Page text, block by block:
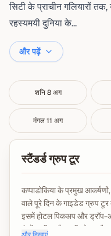
सिटी के प्राचीन गलियारों
रहस्यमयी दुनिया के...
और पढ़ें
शनि 8 अग
मंगल 11 अग
स्टैंडर्ड ग्रुप टूर
कप्पाडोकिया के प्रमुख
वाले पूरे दिन के गाइडेड ग्रुप टूर
इसमें होटल पिकअप और ड्रॉप-
एंट्रेंस फीस और सभी लोकल टैक्स